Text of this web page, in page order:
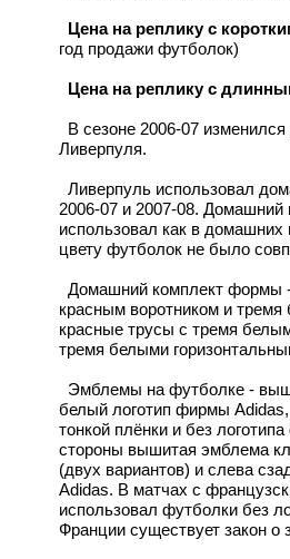
Цена на реплику с
год продажи футболок)
Цена на реплику с
В сезоне 2006-07
Ливерпуля.
Ливерпуль использовал
2006-07 и 2007-08.
использовал как в
цвету футболок не было
Домашний комплект формы
красным воротником и
красные трусы с тремя
тремя белыми
Эмблемы на футболке -
белый логотип фирмы
тонкой плёнки и без
стороны вышитая эмблема
(двух вариантов) и слева
Adidas. В матчах с
использовал футболки без
Франции существует закон о